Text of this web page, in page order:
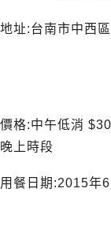
地址:台南市中西
價格:中午低消
晚上時段
用餐日期:2015年6